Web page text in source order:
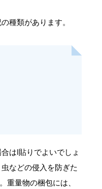
種類があります。
り
はI貼りでよいでしょ
などの侵入を防ぎた
重量物の梱包には、